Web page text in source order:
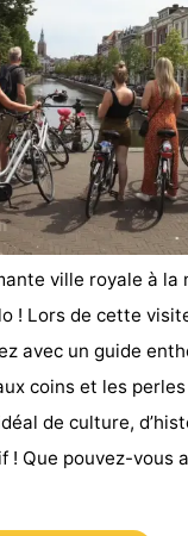
ville royale à la
! Lors de cette
avec un guide
coins et les
de culture,
! Que pouvez-vous